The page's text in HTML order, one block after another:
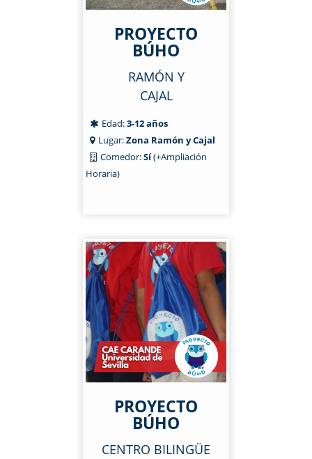
PROYECTO
BÚHO
RAMÓN Y
CAJAL
Edad:3-12 años
Lugar:Zona Ramón y Cajal
Comedor:Sí(+Ampliación
Horaria)
PROYECTO
BÚHO
CENTRO BILINGÜE